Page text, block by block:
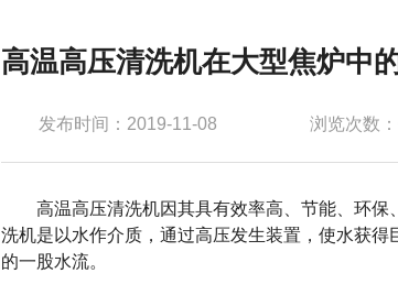
高温高压清洗机在大型焦炉中
发布时间：2019-11-08 浏览次数
高温高压清洗机因其具有效率高、节能、环
洗机是以水作介质，通过高压发生装置，使水获
的一股水流。